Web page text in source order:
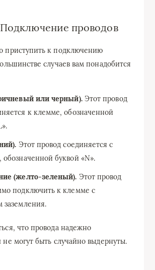
проводов
приступить к подключению
случаев вам понадобится
или черный).Этот провод
к клемме, обозначенной
Этот провод соединяется с
буквой «N».
(желто-зеленый). Этот провод
подключить к клемме с
заземления.
что провода надежно
могут быть случайно выдернуты.